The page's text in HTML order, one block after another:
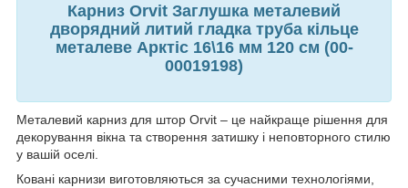
Карниз Orvit Заглушка металевий
дворядний литий гладка труба кільце
металеве Арктіс 16\16 мм 120 см (00-
00019198)
Металевий карниз для штор Orvit – це найкраще рішення для
декорування вікна та створення затишку і неповторного стилю
у вашій оселі.
Ковані карнизи виготовляються за сучасними технологіями,